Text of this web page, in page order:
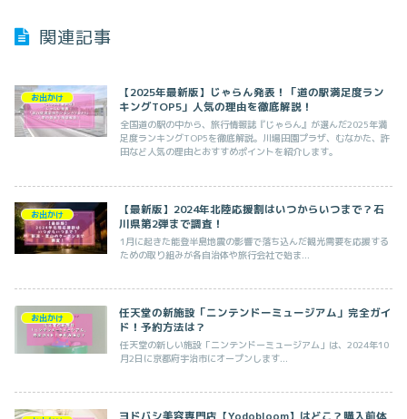
関連記事
お出かけ
【2025年最新版】じゃらん発表！「道の駅満足度ラン
キングTOP5」人気の理由を徹底解説！
全国道の駅の中から、旅行情報誌『じゃらん』が選んだ2025年満
足度ランキングTOP5を徹底解説。川場田園プラザ、むなかた、許
田など人気の理由とおすすめポイントを紹介します。
お出かけ
【最新版】2024年北陸応援割はいつからいつまで？石
川県第2弾まで調査！
1月に起きた能登半島地震の影響で落ち込んだ観光需要を応援する
ための取り組みが各自治体や旅行会社で始ま...
お出かけ
任天堂の新施設「ニンテンドーミュージアム」完全ガイ
ド！予約方法は？
任天堂の新しい施設「ニンテンドーミュージアム」は、2024年10
月2日に京都府宇治市にオープンします...